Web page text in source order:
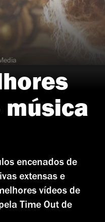
música
encenados de
extensas e
vídeos de
Time Out de